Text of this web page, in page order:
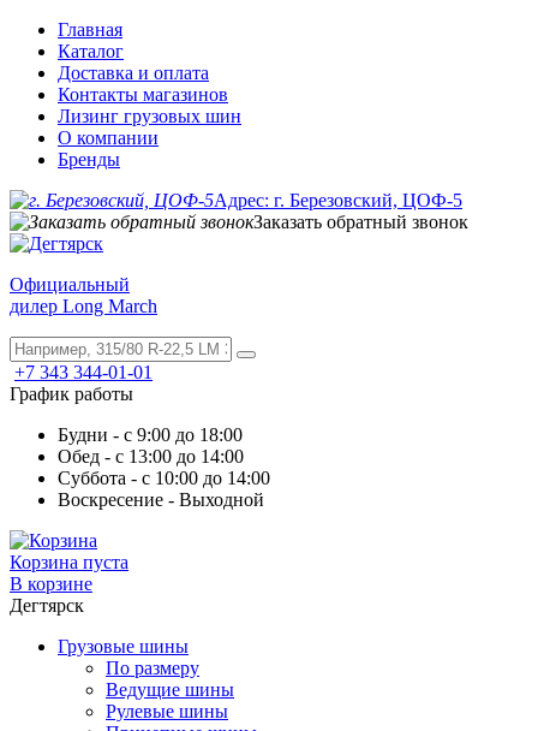
Главная
Каталог
Доставка и оплата
Контакты магазинов
Лизинг грузовых шин
О компании
Бренды
Адрес: г. Березовский, ЦОФ-5
Заказать обратный звонок
Официальный
дилер Long March
+7 343 344-01-01
График работы
Будни - с 9:00 до 18:00
Обед - с 13:00 до 14:00
Суббота - с 10:00 до 14:00
Воскресение - Выходной
Корзина пуста
В корзине
Дегтярск
Грузовые шины
По размеру
Ведущие шины
Рулевые шины